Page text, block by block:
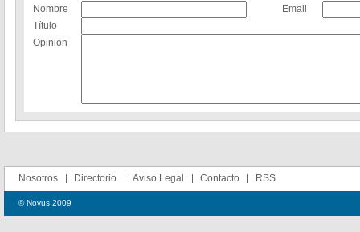
Nombre
Email
Título
Opinion
Nosotros Directorio Aviso Legal Contacto RSS
© Novus 2009